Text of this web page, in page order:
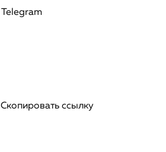
Telegram
Скопировать ссылку